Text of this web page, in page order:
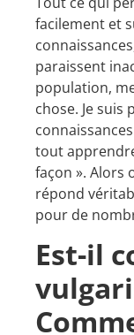
facilement et
paraissent
population,
chose. Je
tout
façon ». Alors
répond
pour de
Est-il